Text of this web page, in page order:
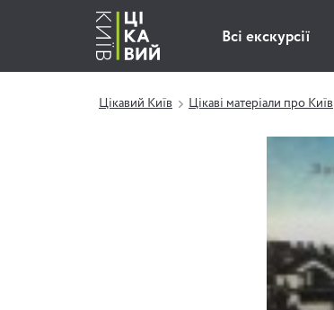
Всі екскурсії
Цікавий Київ Цікаві матеріали про Київ